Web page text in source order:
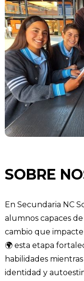
SOBRE
En Secundaria NC
alumnos capaces
cambio que
🌍 esta etapa
habilidades
identidad y